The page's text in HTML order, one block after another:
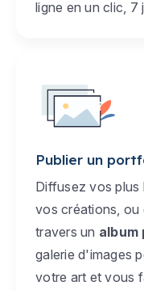
ligne en un clic,
Publier un
Diffusez vos plus
vos créations, ou
travers un album
galerie d'images
votre art et vous